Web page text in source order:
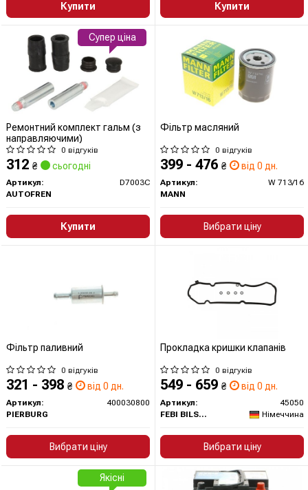
Купити Купити
Ремонтний комплект гальм (з
направляючими)
0 відгуків
312 ₴ сьогодні
Артикул:
D7003C
AUTOFREN
Купити
Супер ціна
Фільтр масляний
0 відгуків
399 - 476 ₴ від 0 дн.
Артикул:
W 713/16
MANN
Вибрати ціну
Фільтр паливний
0 відгуків
321 - 398 ₴ від 0 дн.
Артикул:
400030800
PIERBURG
Вибрати ціну
Прокладка кришки клапанів
0 відгуків
549 - 659 ₴ від 0 дн.
Артикул:
45050
FEBI BILSTEIN
Німеччина
Вибрати ціну
Якісні